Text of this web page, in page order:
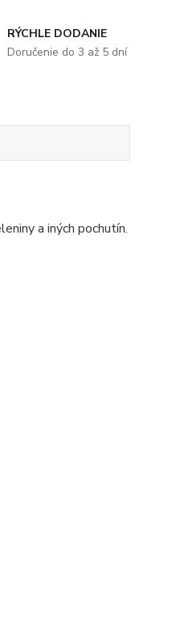
RÝCHLE DODANIE
Doručenie do 3 až 5 dní
a iných pochutín.